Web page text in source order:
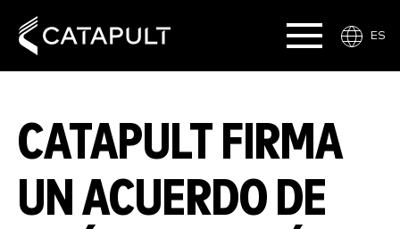
ES
CATAPULT FIRMA
UN ACUERDO DE